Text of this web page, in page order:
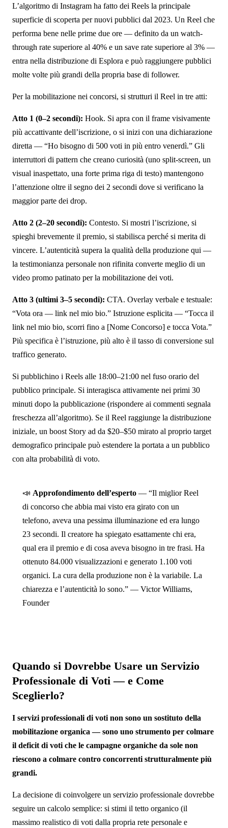
L’algoritmo di Instagram ha fatto dei Reels la principale
superficie di scoperta per nuovi pubblici dal 2023. Un Reel che
performa bene nelle prime due ore — definito da un watch-
through rate superiore al 40% e un save rate superiore al 3% —
entra nella distribuzione di Esplora e può raggiungere pubblici
molte volte più grandi della propria base di follower.
Per la mobilitazione nei concorsi, si strutturi il Reel in tre atti:
Atto 1 (0–2 secondi): Hook. Si apra con il frame visivamente
più accattivante dell’iscrizione, o si inizi con una dichiarazione
diretta — “Ho bisogno di 500 voti in più entro venerdì.” Gli
interruttori di pattern che creano curiosità (uno split-screen, un
visual inaspettato, una forte prima riga di testo) mantengono
l’attenzione oltre il segno dei 2 secondi dove si verificano la
maggior parte dei drop.
Atto 2 (2–20 secondi): Contesto. Si mostri l’iscrizione, si
spieghi brevemente il premio, si stabilisca perché si merita di
vincere. L’autenticità supera la qualità della produzione qui —
la testimonianza personale non rifinita converte meglio di un
video promo patinato per la mobilitazione dei voti.
Atto 3 (ultimi 3–5 secondi): CTA. Overlay verbale e testuale:
“Vota ora — link nel mio bio.” Istruzione esplicita — “Tocca il
link nel mio bio, scorri fino a [Nome Concorso] e tocca Vota.”
Più specifica è l’istruzione, più alto è il tasso di conversione sul
traffico generato.
Si pubblichino i Reels alle 18:00–21:00 nel fuso orario del
pubblico principale. Si interagisca attivamente nei primi 30
minuti dopo la pubblicazione (rispondere ai commenti segnala
freschezza all’algoritmo). Se il Reel raggiunge la distribuzione
iniziale, un boost Story ad da $20–$50 mirato al proprio target
demografico principale può estendere la portata a un pubblico
con alta probabilità di voto.
📣 Approfondimento dell’esperto — “Il miglior Reel
di concorso che abbia mai visto era girato con un
telefono, aveva una pessima illuminazione ed era lungo
23 secondi. Il creatore ha spiegato esattamente chi era,
qual era il premio e di cosa aveva bisogno in tre frasi. Ha
ottenuto 84.000 visualizzazioni e generato 1.100 voti
organici. La cura della produzione non è la variabile. La
chiarezza e l’autenticità lo sono.” — Victor Williams,
Founder
Quando si Dovrebbe Usare un Servizio
Professionale di Voti — e Come
Sceglierlo?
I servizi professionali di voti non sono un sostituto della
mobilitazione organica — sono uno strumento per colmare
il deficit di voti che le campagne organiche da sole non
riescono a colmare contro concorrenti strutturalmente più
grandi.
La decisione di coinvolgere un servizio professionale dovrebbe
seguire un calcolo semplice: si stimi il tetto organico (il
massimo realistico di voti dalla propria rete personale e